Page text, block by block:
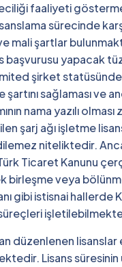
faaliyeti
sürecinde
mali şartlar
başvurusu yapacak
şirket statüsünde
şartını sağlaması ve
nama yazılı
şarj ağı işletme
niteliktedir.
Türk Ticaret Kanunu
birleşme veya
gibi istisnai hallerde
düzenlenen lisanslar
Lisans süresinin